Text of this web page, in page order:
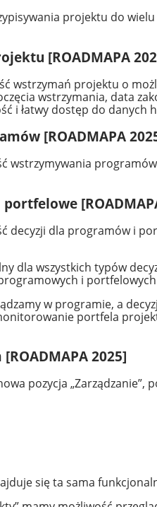
projektu do
[ROADMAPA
wstrzymań projektu o
wstrzymania, data
i łatwy dostęp do
[ROADMAPA
wstrzymywania
decyzji dla programów i
dla wszystkich typów
i
w programie, a
portfela
2025]
pozycja
się ta sama